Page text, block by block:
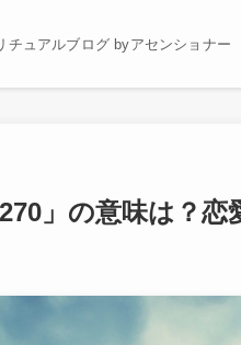
チュアルブログ byアセンショナー
」の意味は？恋